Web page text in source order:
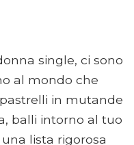
single, ci sono
al mondo che
in mutande
balli intorno al tuo
lista rigorosa